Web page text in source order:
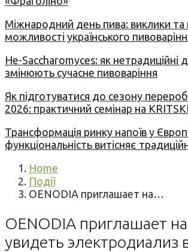
Міжнародний день пива: виклики та
можливості українського
Не-Saccharomyces: як нетрадиційні
змінюють сучасне пивоваріння
Як підготуватися до сезону
2026: практичний семінар на
Трансформація ринку напоїв у
функціональність витісняє
Home
Події
OENODIA приглашает на…
OENODIA приглашает на
увидеть электродиализ